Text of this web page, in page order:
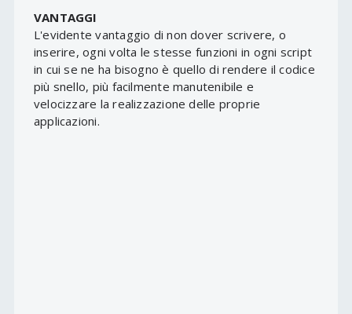
VANTAGGI
L'evidente vantaggio di non dover scrivere, o
inserire, ogni volta le stesse funzioni in ogni script
in cui se ne ha bisogno è quello di rendere il codice
più snello, più facilmente manutenibile e
velocizzare la realizzazione delle proprie
applicazioni.